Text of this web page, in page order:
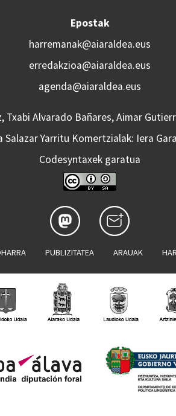
Epostak
harremanak@aiaraldea.eus
erredakzioa@aiaraldea.eus
agenda@aiaraldea.eus
Txabi Alvarado Bañares, Aimar
Salazar Yarritu Komertzialak: Iera
Codesyntaxek garatua
PUBLIZITATEA ARAUAK